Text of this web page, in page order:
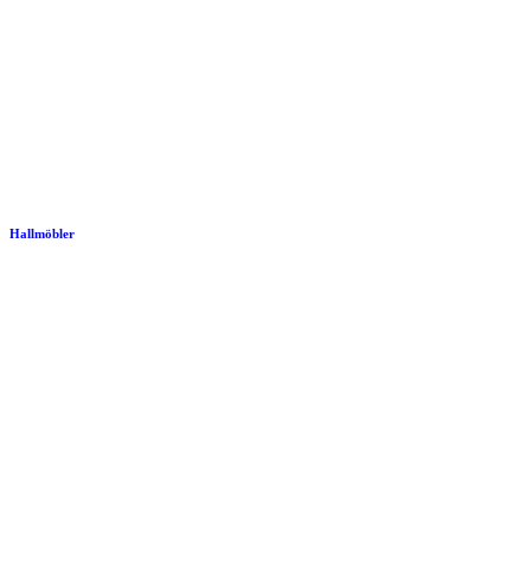
Hallmöbler